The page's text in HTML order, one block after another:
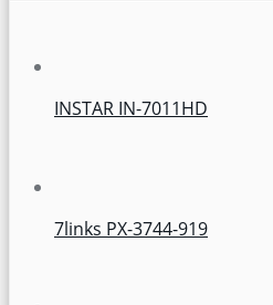
INSTAR IN-7011HD
7links PX-3744-919